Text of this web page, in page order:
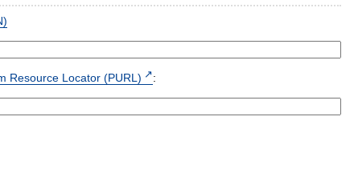
Resource Locator (PURL) :